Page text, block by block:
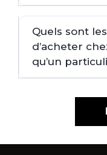
Quels sont
d’acheter
qu’un